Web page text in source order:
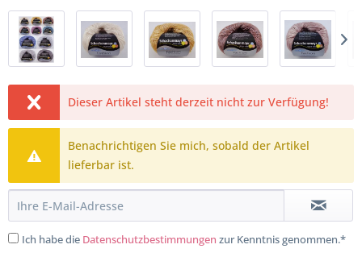
Dieser Artikel steht derzeit nicht zur Verfügung!
Benachrichtigen Sie mich, sobald der Artikel
lieferbar ist.
Ich habe die Datenschutzbestimmungen zur Kenntnis genommen.*